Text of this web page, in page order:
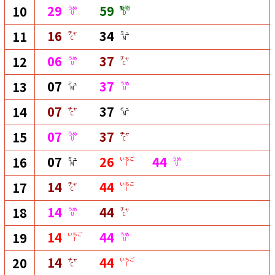
10 29 うめ
U 59 動物
D
11 16 チャ
C 34 ミュ
M
12 06 うめ
U 37 チャ
C
13 07 ミュ
M 37 うめ
U
14 07 チャ
C 37 ミュ
M
15 07 うめ
U 37 チャ
C
16 07 ミュ
M 26 いちご
I 44 うめ
U
17 14 チャ
C 44 いちご
I
18 14 うめ
U 44 チャ
C
19 14 いちご
I 44 うめ
U
20 14 チャ
C 44 いちご
I